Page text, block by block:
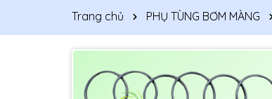
Trang chủ PHỤ TÙNG BƠM MÀNG